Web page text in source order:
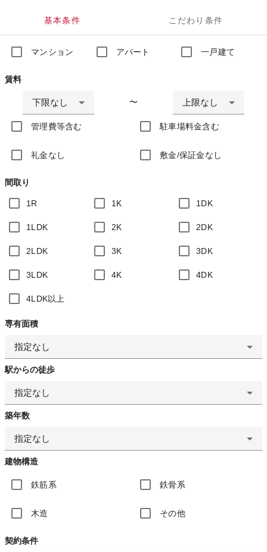
基本条件 こだわり条件
マンション アパート 一戸建て
賃料
下限なし 〜 上限なし
管理費等含む 駐車場料金含む
礼金なし 敷金/保証金なし
間取り
1R 1K 1DK
1LDK 2K 2DK
2LDK 3K 3DK
3LDK 4K 4DK
4LDK以上
専有面積
指定なし
駅からの徒歩
指定なし
築年数
指定なし
建物構造
鉄筋系 鉄骨系
木造 その他
契約条件